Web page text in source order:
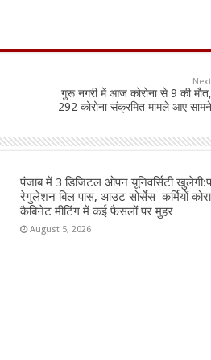
Next
गुरू नगरी में आज कोरोना से 9 की मौत,
292 कोरोना संक्रमित मामले आए सामने
पंजाब में 3 डिजिटल ओपन यूनिवर्सिटी
रेगुलेशन बिल पास, आउट सोर्सेस कर्मियों
कैबिनेट मीटिंग में कई फैसलों पर मुहर
August 5, 2026